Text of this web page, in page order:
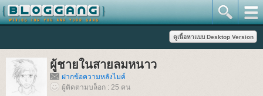
ผู้ชายในสายลมหนาว
ฝากข้อความหลังไมค์
ผู้ติดตามบล็อก : 25 คน